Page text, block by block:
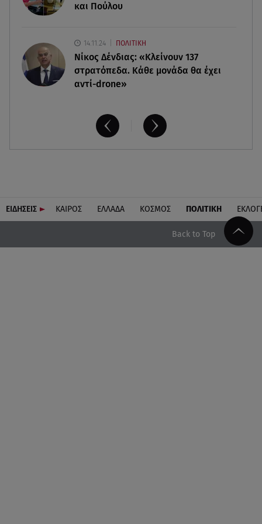
και Πούλου
14.11.24 ΠΟΛΙΤΙΚΗ
Νίκος Δένδιας: «Κλείνουν 137
στρατόπεδα. Kάθε μονάδα θα έχει
αντί-drone»
ΕΙΔΗΣΕΙΣ ΚΑΙΡΟΣ ΕΛΛΑΔΑ ΚΟΣΜΟΣ ΠΟΛΙΤΙΚΗ
Back to Top